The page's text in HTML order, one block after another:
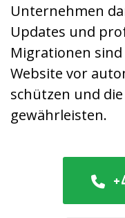
Unternehmen
Updates und
Migrationen
Website vor
schützen und
gewährleisten.